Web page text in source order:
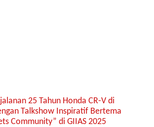
25 Tahun Honda CR-V di
Talkshow Inspiratif Bertema
Community” di GIIAS 2025